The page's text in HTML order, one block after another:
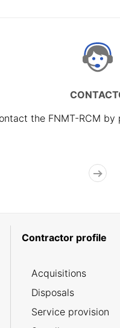
the FNMT-RCM by
Contractor profile
Acquisitions
Disposals
Service provision